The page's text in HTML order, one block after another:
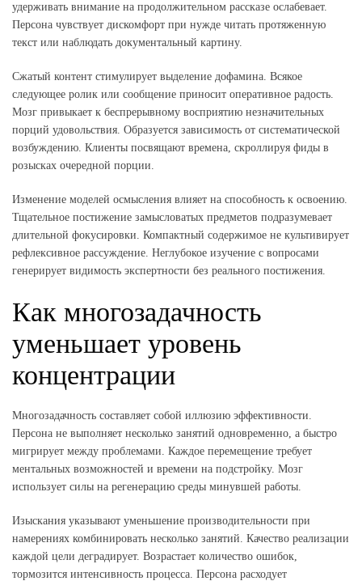
удерживать внимание на продолжительном рассказе ослабевает.
Персона чувствует дискомфорт при нужде читать протяженную
текст или наблюдать документальный картину.
Сжатый контент стимулирует выделение дофамина. Всякое
следующее ролик или сообщение приносит оперативное радость.
Мозг привыкает к беспрерывному восприятию незначительных
порций удовольствия. Образуется зависимость от систематической
возбуждению. Клиенты посвящают времена, скроллируя фиды в
розысках очередной порции.
Изменение моделей осмысления влияет на способность к освоению.
Тщательное постижение замысловатых предметов подразумевает
длительной фокусировки. Компактный содержимое не культивирует
рефлексивное рассуждение. Неглубокое изучение с вопросами
генерирует видимость экспертности без реального постижения.
Как многозадачность
уменьшает уровень
концентрации
Многозадачность составляет собой иллюзию эффективности.
Персона не выполняет несколько занятий одновременно, а быстро
мигрирует между проблемами. Каждое перемещение требует
ментальных возможностей и времени на подстройку. Мозг
использует силы на регенерацию среды минувшей работы.
Изыскания указывают уменьшение производительности при
намерениях комбинировать несколько занятий. Качество реализации
каждой цели деградирует. Возрастает количество ошибок,
тормозится интенсивность процесса. Персона расходует